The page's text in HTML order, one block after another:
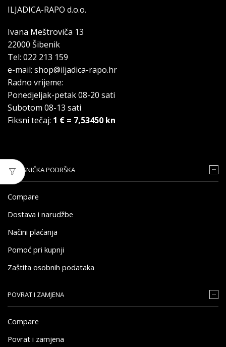
ILJADICA-RAPO d.o.o.
Ivana Meštroviča 13
22000 Šibenik
Tel: 022 213 159
e-mail: shop@iljadica-rapo.hr
Radno vrijeme:
Ponedjeljak-petak 08-20 sati
Subotom 08-13 sati
Fiksni tečaj: 1 € = 7,53450 kn
KORISNIČKA PODRŠKA
Compare
Dostava i narudžbe
Načini plaćanja
Pomoć pri kupnji
Zaštita osobnih podataka
POVRAT I ZAMJENA
Compare
Povrat i zamjena